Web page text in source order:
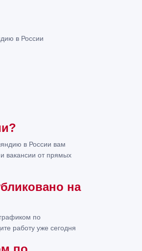
в России
в России вам
вакансии от прямых
на
по
работу уже сегодня